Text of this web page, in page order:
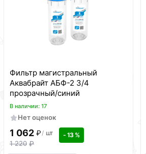
Фильтр магистральный
Аквабрайт АБФ-2 3/4
прозрачный/синий
В наличии: 17
Нет оценок
1 062 ₽/ шт
1 220 ₽
- 13 %